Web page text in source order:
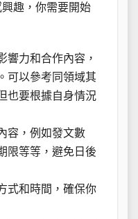
趣，你需要開始
響力和合作內容，
可以參考同領域其
也要根據自身情況
容，例如發文數
限等等，避免日後
式和時間，確保你